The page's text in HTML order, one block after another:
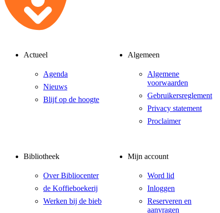
Actueel
Agenda
Nieuws
Blijf op de hoogte
Algemeen
Algemene
voorwaarden
Gebruikersreglement
Privacy statement
Proclaimer
Bibliotheek
Over Bibliocenter
de Koffieboekerij
Werken bij de bieb
Mijn account
Word lid
Inloggen
Reserveren en
aanvragen